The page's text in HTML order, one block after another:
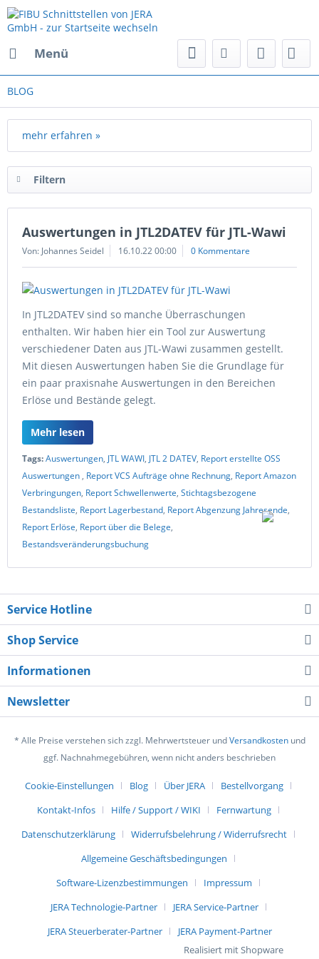
Menü
BLOG
mehr erfahren »
Filtern
Auswertungen in JTL2DATEV für JTL-Wawi
Von: Johannes Seidel 16.10.22 00:00 0 Kommentare
In JTL2DATEV sind so manche Überraschungen
enthalten. Wir haben hier ein Tool zur Auswertung
verschiedener Daten aus JTL-Wawi zusammen gestellt.
Mit diesen Auswertungen haben Sie die Grundlage für
ein paar praxisnahe Auswertungen in den Bereichen
Erlöse und Bestände gelegt.
Mehr lesen
Tags:Auswertungen, JTL WAWI, JTL 2 DATEV, Report erstellte OSS
Auswertungen , Report VCS Aufträge ohne Rechnung, Report Amazon
Verbringungen, Report Schwellenwerte, Stichtagsbezogene
Bestandsliste, Report Lagerbestand, Report Abgenzung Jahresende,
Report Erlöse, Report über die Belege,
Bestandsveränderungsbuchung
Service Hotline
Shop Service
Informationen
Newsletter
* Alle Preise verstehen sich zzgl. Mehrwertsteuer undVersandkostenund
ggf. Nachnahmegebühren, wenn nicht anders beschrieben
Cookie-Einstellungen Blog Über JERA
Bestellvorgang
Kontakt-Infos
Hilfe / Support / WIKI
Fernwartung
Datenschutzerklärung
Widerrufsbelehrung / Widerrufsrecht
Allgemeine Geschäftsbedingungen
Software-Lizenzbestimmungen
Impressum
JERA Technologie-Partner
JERA Service-Partner
JERA Steuerberater-Partner
JERA Payment-Partner
Realisiert mit Shopware